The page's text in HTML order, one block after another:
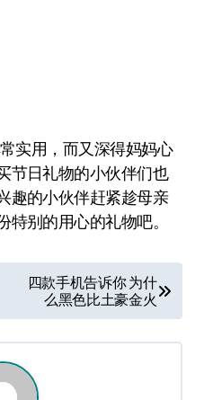
实用，而又深得妈妈心
节日礼物的小伙伴们也
趣的小伙伴赶紧趁母亲
别的用心的礼物吧。
四款手机告诉你 为什
么黑色比土豪金火